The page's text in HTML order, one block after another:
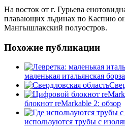
На восток от г. Гурьева
плавающих льдинах по Каспию
Мангышлакский полуостров.
Похожие публикации
маленькая итальянская
блокнот reMarkable 2: обзор
используются трубы с